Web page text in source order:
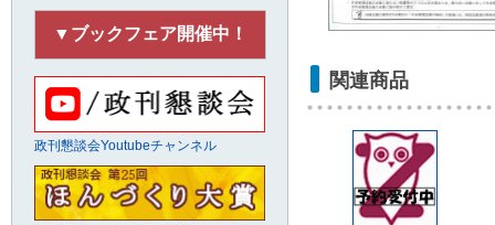
関連商品
▼ブックフェア開催中！
政刊懇談会Youtubeチャンネル